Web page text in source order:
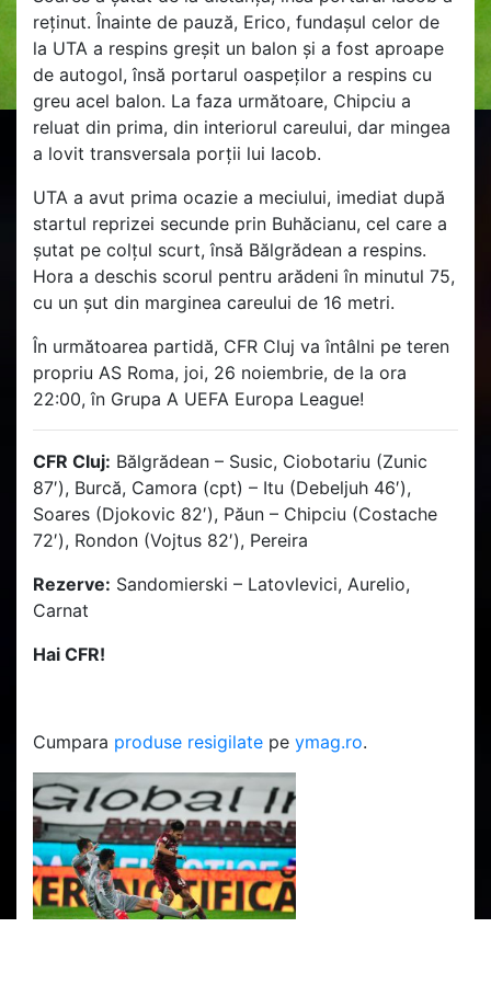
reținut. Înainte de pauză, Erico, fundașul celor de
la UTA a respins greșit un balon și a fost aproape
de autogol, însă portarul oaspeților a respins cu
greu acel balon. La faza următoare, Chipciu a
reluat din prima, din interiorul careului, dar mingea
a lovit transversala porții lui Iacob.
UTA a avut prima ocazie a meciului, imediat după
startul reprizei secunde prin Buhăcianu, cel care a
șutat pe colțul scurt, însă Bălgrădean a respins.
Hora a deschis scorul pentru arădeni în minutul 75,
cu un șut din marginea careului de 16 metri.
În următoarea partidă, CFR Cluj va întâlni pe teren
propriu AS Roma, joi, 26 noiembrie, de la ora
22:00, în Grupa A UEFA Europa League!
CFR Cluj: Bălgrădean – Susic, Ciobotariu (Zunic
87′), Burcă, Camora (cpt) – Itu (Debeljuh 46′),
Soares (Djokovic 82′), Păun – Chipciu (Costache
72′), Rondon (Vojtus 82′), Pereira
Rezerve: Sandomierski – Latovlevici, Aurelio,
Carnat
Hai CFR!
Cumpara produse resigilate pe ymag.ro.